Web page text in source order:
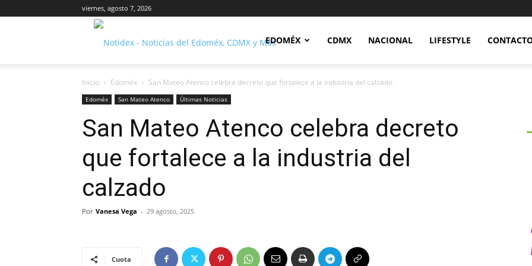
viernes, agosto 7, 2026
Notidex
EDOMÉX CDMX NACIONAL LIFESTYLE
Inicio Edoméx San Mateo Atenco celebra decreto que fortalece a la industria del calzado
Edoméx San Mateo Atenco Últimas Noticias
San Mateo Atenco celebra decreto
que fortalece a la industria del
calzado
Por Vanesa Vega - 29 agosto, 2025
Cuota